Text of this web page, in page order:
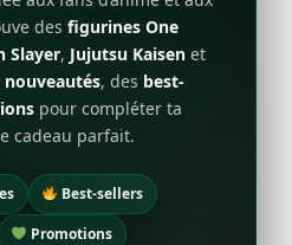
des figurines One
Slayer, Jujutsu Kaisen et
nouveautés, des best-
pour compléter ta
cadeau parfait.
Best-sellers
Promotions